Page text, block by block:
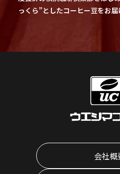
っくら”としたコーヒー豆をお届
会社概